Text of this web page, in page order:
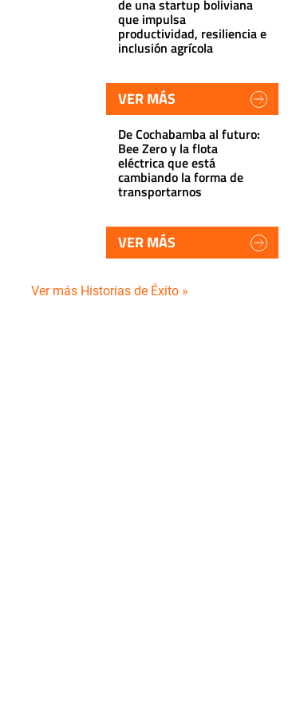
de una startup boliviana
que impulsa
productividad, resiliencia e
inclusión agrícola
VER MÁS
De Cochabamba al futuro:
Bee Zero y la flota
eléctrica que está
cambiando la forma de
transportarnos
VER MÁS
Ver más Historias de Éxito »